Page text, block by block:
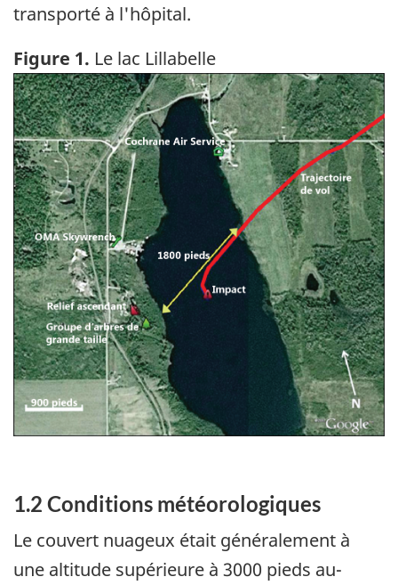
transporté à l'hôpital.
Figure 1. Le lac Lillabelle
Image
1.2 Conditions météorologiques
Le couvert nuageux était généralement à
une altitude supérieure à 3000 pieds au-